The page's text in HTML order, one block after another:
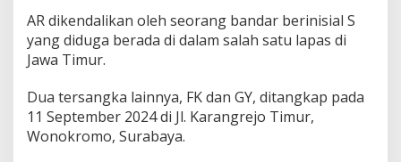
AR dikendalikan oleh seorang bandar berinisial S
yang diduga berada di dalam salah satu lapas di
Jawa Timur.
Dua tersangka lainnya, FK dan GY, ditangkap pada
11 September 2024 di Jl. Karangrejo Timur,
Wonokromo, Surabaya.